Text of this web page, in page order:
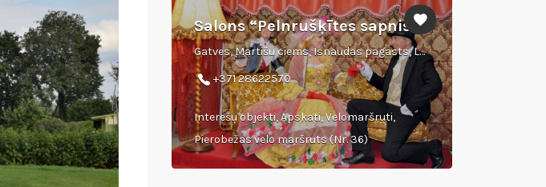
Salons “Pelnrušķītes sapnis”
Gatves, Martišu ciems, Isnaudas pagasts, Ludzas novads
+371 28622570
Interešu objekti, Apskati, Velomaršruti,
Pierobežas velo maršruts (Nr. 36)